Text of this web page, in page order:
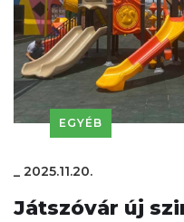
EGYÉB
_ 2025.11.20.
Játszóvár új